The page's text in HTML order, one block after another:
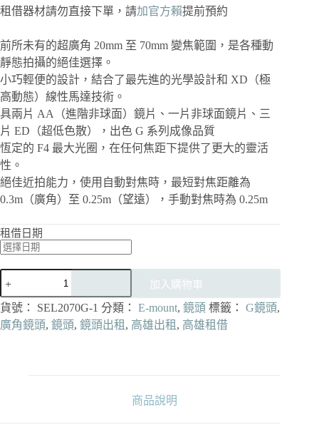
租借器材請勿直接下單，請加官方賴提前預約
前所未有的超廣角 20mm 至 70mm 變焦範圍，是各種動
靜態拍攝的絕佳選擇。
小巧輕便的設計，結合了最先進的光學設計和 XD（極
高動態）線性馬達技術。
具兩片 AA（進階非球面）鏡片、一片非球面鏡片、三
片 ED（超低色散），出色 G 系列成像品質
恆定的 F4 最大光圈，在任何焦距下提供了更大的靈活
性。
絕佳近拍能力，使用自動對焦時，最短對焦距離為
0.3m（廣角）至 0.25m（望遠），手動對焦時為 0.25m
租借日期
FE
20-
70mm
加入購物車
貨號： SEL2070G-1 分類： E-mount, 鏡頭 標籤： G鏡頭,
廣角鏡頭, 鏡頭, 鏡頭出租 , 高雄出租 , 高雄租借
商品說明